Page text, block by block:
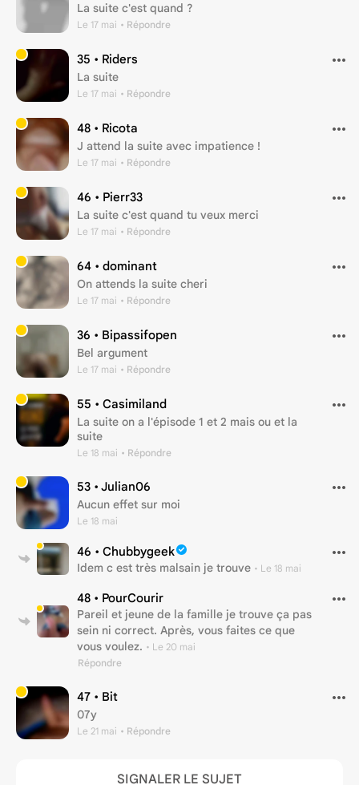
La suite c'est quand ?
Le 17 mai • Répondre
35 • Riders
La suite
Le 17 mai • Répondre
48 • Ricota
J attend la suite avec impatience !
Le 17 mai • Répondre
46 • Pierr33
La suite c'est quand tu veux merci
Le 17 mai • Répondre
64 • dominant
On attends la suite cheri
Le 17 mai • Répondre
36 • Bipassifopen
Bel argument
Le 17 mai • Répondre
55 • Casimiland
La suite on a l'épisode 1 et 2 mais ou et la
suite
Le 18 mai • Répondre
53 • Julian06
Aucun effet sur moi
Le 18 mai
46 • Chubbygeek
Idem c est très malsain je trouve • Le 18 mai
48 • PourCourir
Pareil et jeune de la famille je trouve ça pas
sein ni correct. Après, vous faites ce que
vous voulez. • Le 20 mai
Répondre
47 • Bit
07y
Le 21 mai • Répondre
SIGNALER LE SUJET